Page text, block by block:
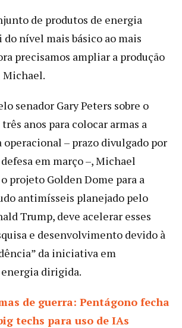
de produtos de energia
nível mais básico ao mais
precisamos ampliar a produção
Michael.
senador Gary Peters sobre o
anos para colocar armas a
operacional – prazo divulgado por
em março –, Michael
projeto Golden Dome para a
antimísseis planejado pelo
Trump, deve acelerar esses
e desenvolvimento devido à
da iniciativa em
dirigida.
de guerra: Pentágono fecha
techs para uso de IAs